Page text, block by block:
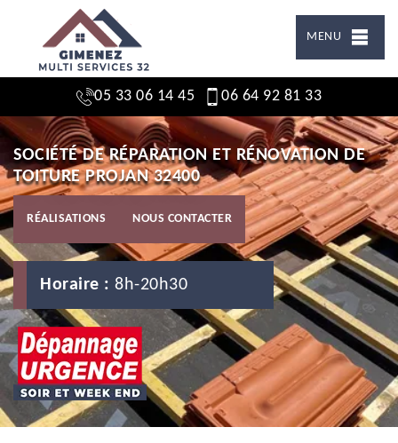
MENU
05 33 06 14 45 06 64 92 81 33
SOCIÉTÉ DE RÉPARATION ET RÉNOVATION DE
TOITURE PROJAN 32400
RÉALISATIONS NOUS CONTACTER
Horaire : 8h-20h30